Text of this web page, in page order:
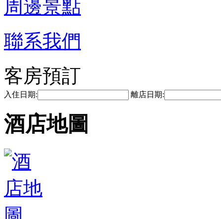
周邊景點
聯系我們
客房預訂
入住日期: 離店日期:
酒店地圖